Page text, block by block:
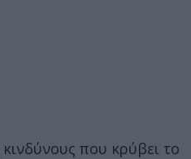
που κρύβει το